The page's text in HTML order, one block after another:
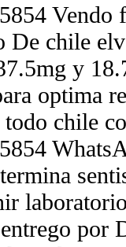
Vendo
De chile
y
optima
chile
por